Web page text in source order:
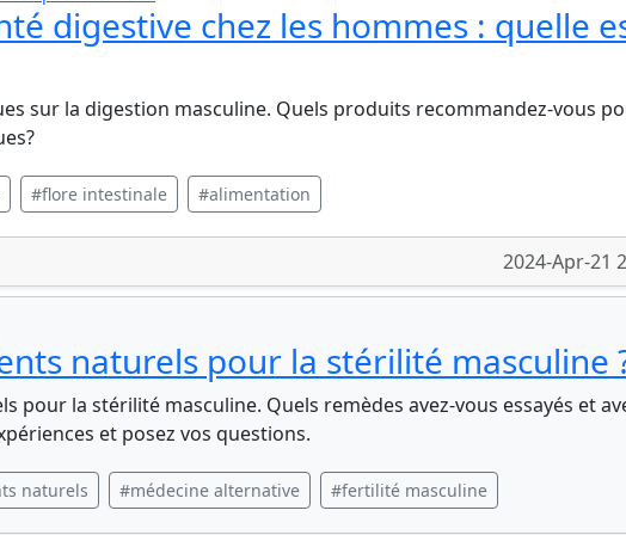
digestive chez les hommes : quelle
sur la digestion masculine. Quels produits recommandez-vous
#flore intestinale #alimentation
2024-Apr-21
naturels pour la stérilité masculine
pour la stérilité masculine. Quels remèdes avez-vous essayés et
et posez vos questions.
naturels #médecine alternative #fertilité masculine